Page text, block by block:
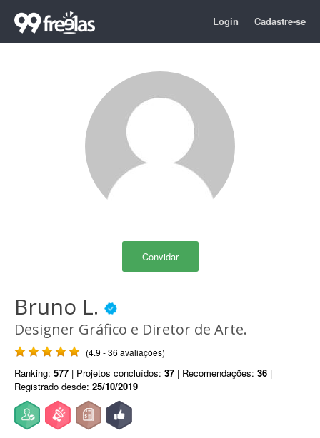
Login Cadastre-se
Convidar
Bruno L.
Designer Gráfico e Diretor de Arte.
(4.9 - 36 avaliações)
Ranking: 577 | Projetos concluídos: 37 | Recomendações: 36 |
Registrado desde: 25/10/2019